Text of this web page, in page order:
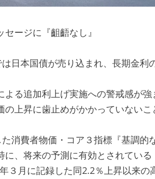
ージに『齟齬なし』
日本国債が売り込まれ、長期金利
よる追加利上げ実施への警戒感が
の上昇に歯止めがかかっていない
消費者物価・コア３指標『基調
に、将来の予測に有効とされてい
３月に記録した同2.2％上昇以来